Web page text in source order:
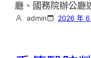
廳、國務院辦公廳
admin 2026 年 6